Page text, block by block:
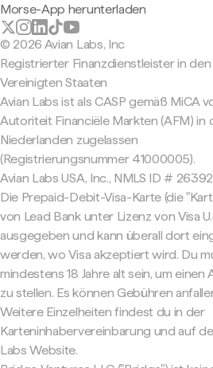
Morse-App herunterladen
© 2026 Avian Labs, Inc
Registrierter Finanzdienstleister in den
Vereinigten Staaten
Avian Labs ist als CASP gemäß MiCA
Autoriteit Financiële Markten (AFM) in
Niederlanden zugelassen
(Registrierungsnummer 41000005).
Avian Labs USA, Inc., NMLS ID #
Die Prepaid-Debit-Visa-Karte (die
von Lead Bank unter Lizenz von Visa
ausgegeben und kann überall dort
werden, wo Visa akzeptiert wird. Du
mindestens 18 Jahre alt sein, um einen
zu stellen. Es können Gebühren
Weitere Einzelheiten findest du in der
Karteninhabervereinbarung und auf
Labs Website.